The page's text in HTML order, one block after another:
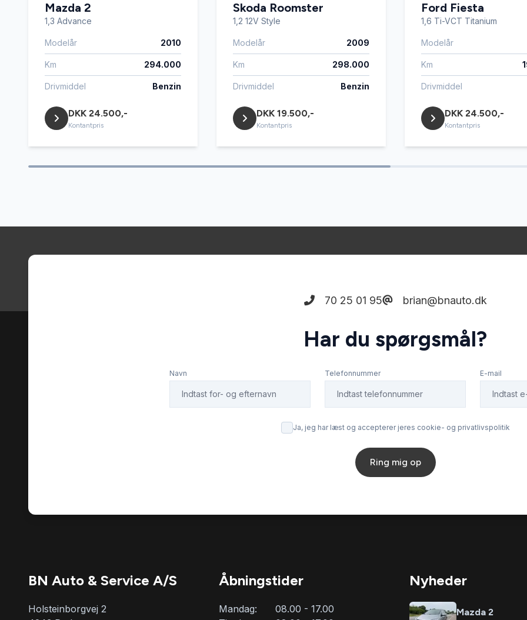
Mazda 2
1,3 Advance
Modelår 2010
Km 294.000
Drivmiddel Benzin
DKK 24.500,-
Kontantpris
Skoda Roomster
1,2 12V Style
Modelår 2009
Km 298.000
Drivmiddel Benzin
DKK 19.500,-
Kontantpris
Ford Fiesta
1,6 Ti-VCT Titanium
Modelår
Km
Drivmiddel
DKK 24.500,-
Kontantpris
70 25 01 95 brian@bnauto.dk
Har du spørgsmål?
Navn Telefonnummer E-mail
Ja, jeg har læst og accepterer jeres cookie- og privatlivspolitik
Ring mig op
BN Auto & Service A/S
Holsteinborgvej 2
Åbningstider
Mandag:
08.00 - 17.00
Nyheder
Mazda 2